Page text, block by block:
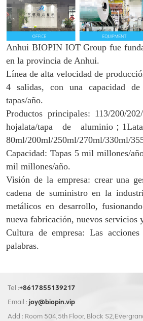
Anhui BIOPIN IOT Group fue
en la provincia de Anhui.
Línea de alta velocidad de
4 salidas, con una capacidad
tapas/año.
Productos principales: 113/200/
hojalata/tapa de aluminio； 1
80ml/200ml/250ml/270ml/330ml/
Capacidad: Tapas 5 mil millones/
mil millones/año.
Visión de la empresa: crear una
cadena de suministro en la
metálicos en desarrollo,
nueva fabricación, nuevos servicios
Cultura de empresa: Las
palabras.
Tel :+8617855139217
Email : joy@biopin.vip
Add : Room 504,5th Floor, Block